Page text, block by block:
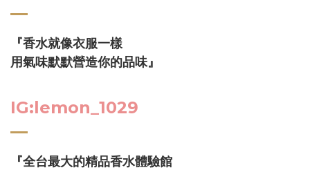
『香水就像衣服一樣
用氣味默默營造你的品味』
IG:lemon_1029
『全台最大的精品香水體驗館